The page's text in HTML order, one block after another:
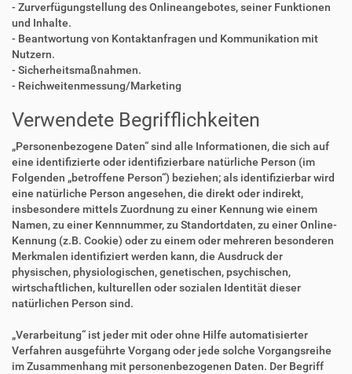
- Zurverfügungstellung des Onlineangebotes, seiner Funktionen
und Inhalte.
- Beantwortung von Kontaktanfragen und Kommunikation mit
Nutzern.
- Sicherheitsmaßnahmen.
- Reichweitenmessung/Marketing
Verwendete Begrifflichkeiten
„Personenbezogene Daten“ sind alle Informationen, die sich auf
eine identifizierte oder identifizierbare natürliche Person (im
Folgenden „betroffene Person“) beziehen; als identifizierbar wird
eine natürliche Person angesehen, die direkt oder indirekt,
insbesondere mittels Zuordnung zu einer Kennung wie einem
Namen, zu einer Kennnummer, zu Standortdaten, zu einer Online-
Kennung (z.B. Cookie) oder zu einem oder mehreren besonderen
Merkmalen identifiziert werden kann, die Ausdruck der
physischen, physiologischen, genetischen, psychischen,
wirtschaftlichen, kulturellen oder sozialen Identität dieser
natürlichen Person sind.
„Verarbeitung“ ist jeder mit oder ohne Hilfe automatisierter
Verfahren ausgeführte Vorgang oder jede solche Vorgangsreihe
im Zusammenhang mit personenbezogenen Daten. Der Begriff